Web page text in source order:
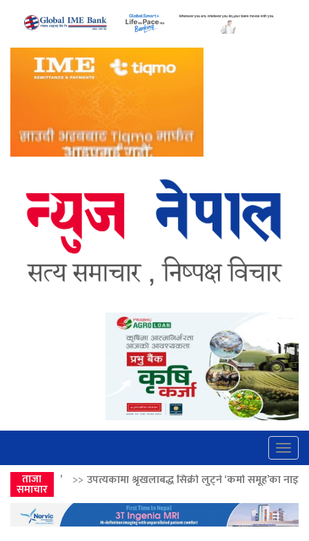
ताजा
समाचार
श्रृंखलाबद्ध सिक्री लुट्ने ‘कर्मा समूह’का नाइकेसहित पाँच पक्राउ >>